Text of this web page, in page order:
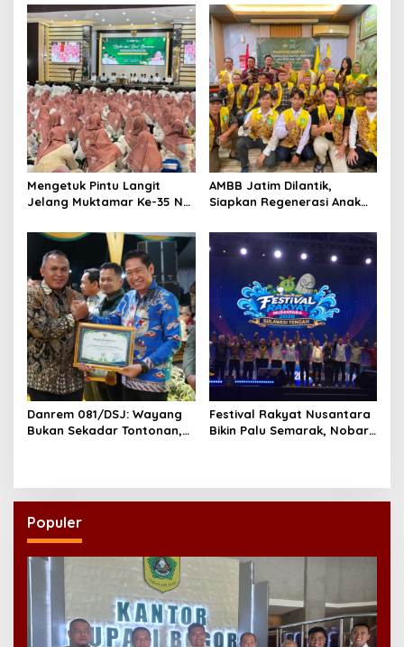
Mengetuk Pintu Langit
Jelang Muktamar Ke-35 NU,
di Surabaya
AMBB Jatim Dilantik,
Siapkan Regenerasi Anak
Danrem 081/DSJ: Wayang
Bukan Sekadar Tontonan,
Festival Rakyat Nusantara
Bikin Palu Semarak, Nobar
Populer